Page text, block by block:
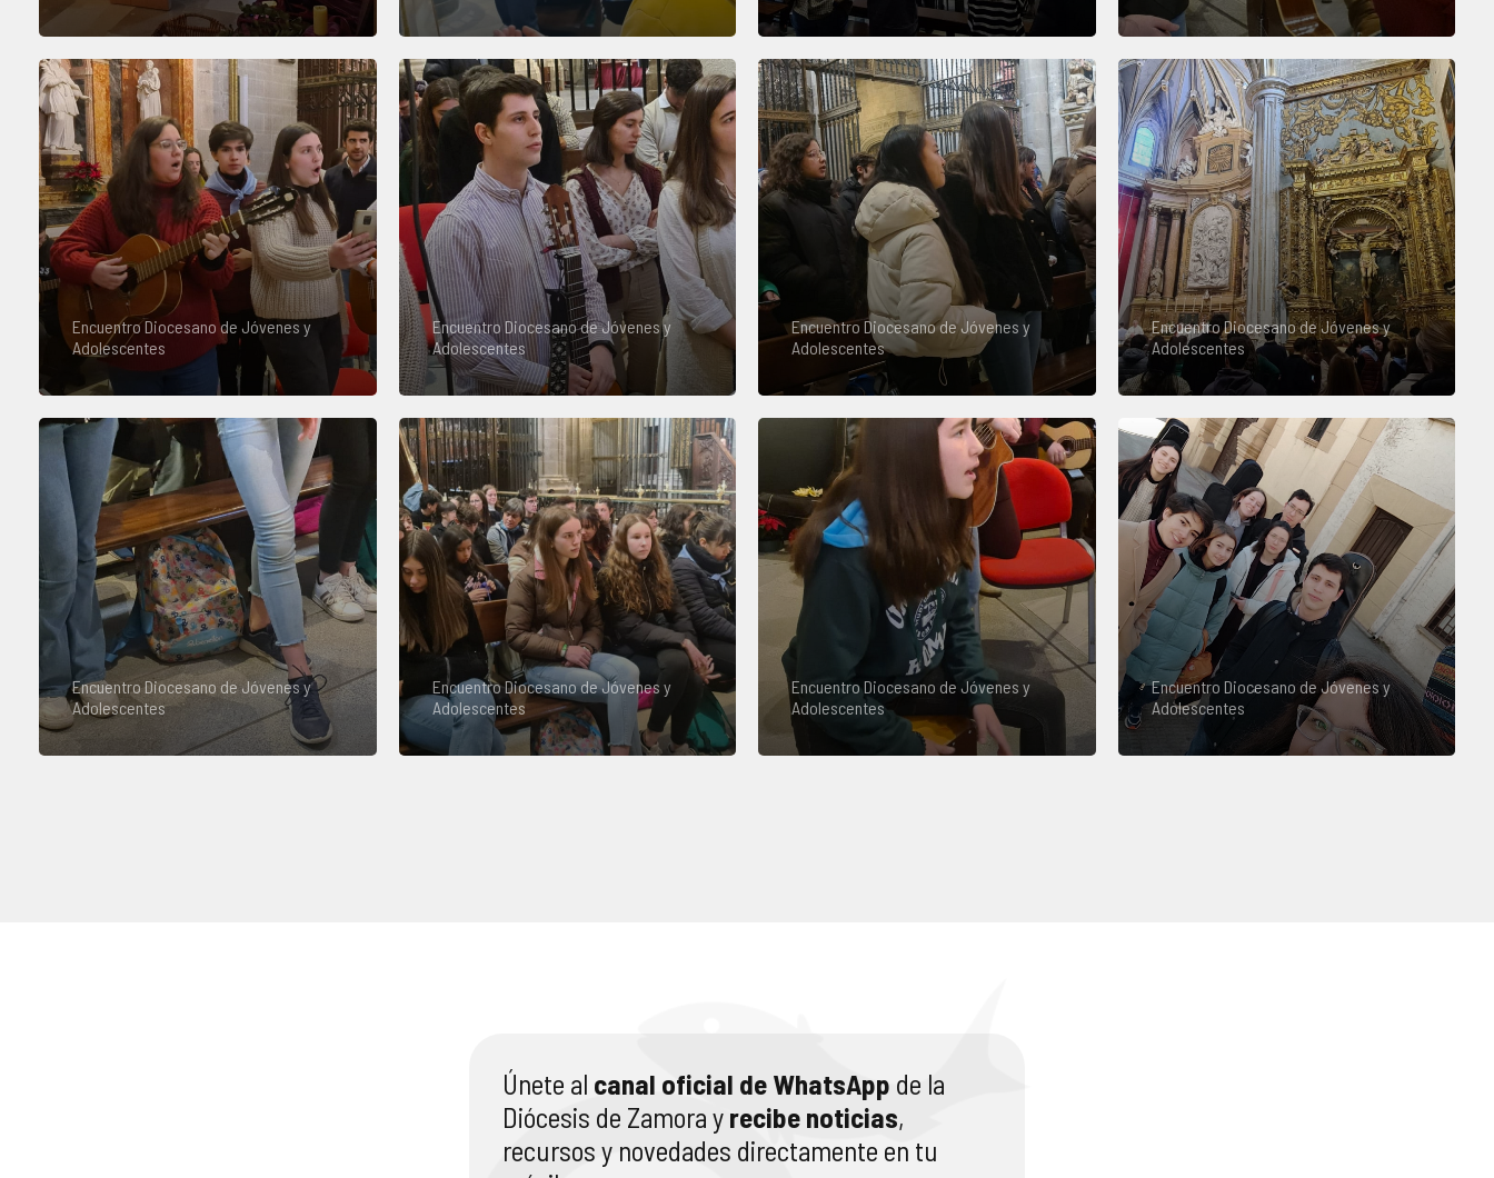
Encuentro Diocesano de Jóvenes y
Adolescentes
Encuentro Diocesano de Jóvenes y
Adolescentes
Encuentro Diocesano de Jóvenes y
Adolescentes
Encuentro Diocesano de Jóvenes y
Adolescentes
Encuentro Diocesano de Jóvenes y
Adolescentes
Encuentro Diocesano de Jóvenes y
Adolescentes
Encuentro Diocesano de Jóvenes y
Adolescentes
Encuentro Diocesano de Jóvenes y
Adolescentes
Únete al canal oficial de WhatsApp de la
Diócesis de Zamora y recibe noticias,
recursos y novedades directamente en tu